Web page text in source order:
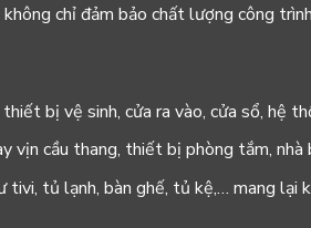
chỉ đảm bảo chất lượng công
bị vệ sinh, cửa ra vào, cửa sổ, hệ
vịn cầu thang, thiết bị phòng tắm,
tủ lạnh, bàn ghế, tủ kệ,… mang lại